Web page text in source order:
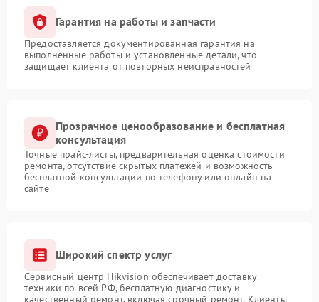
Гарантия на работы и запчасти
Предоставляется документированная гарантия на
выполненные работы и установленные детали, что
защищает клиента от повторных неисправностей
Прозрачное ценообразование и бесплатная
консультация
Точные прайс-листы, предварительная оценка стоимости
ремонта, отсутствие скрытых платежей и возможность
бесплатной консультации по телефону или онлайн на
сайте
Широкий спектр услуг
Сервисный центр Hikvision обеспечивает доставку
техники по всей РФ, бесплатную диагностику и
качественный ремонт, включая срочный ремонт. Клиенты